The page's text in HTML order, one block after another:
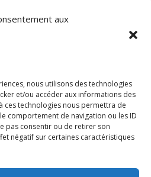
aux
nous utilisons des technologies
et/ou accéder aux informations des
ces technologies nous permettra de
comportement de navigation ou les ID
pas consentir ou de retirer son
négatif sur certaines caractéristiques
grande